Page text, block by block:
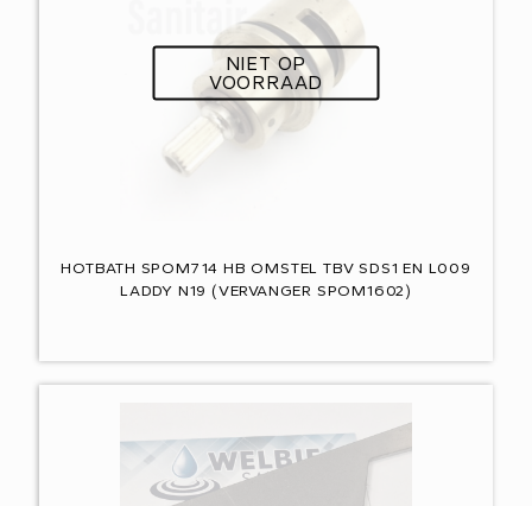
NIET OP
VOORRAAD
HOTBATH SPOM714 HB OMSTEL TBV SDS1 EN L009
LADDY N19 (VERVANGER SPOM1602)